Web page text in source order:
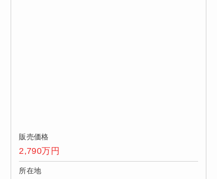
販売価格
2,790万円
所在地